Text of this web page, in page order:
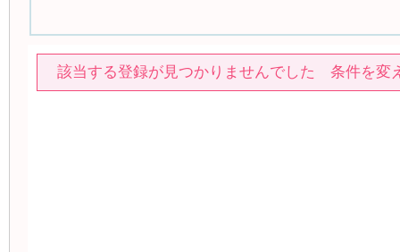
該当する登録が見つかりませんでした 条件を